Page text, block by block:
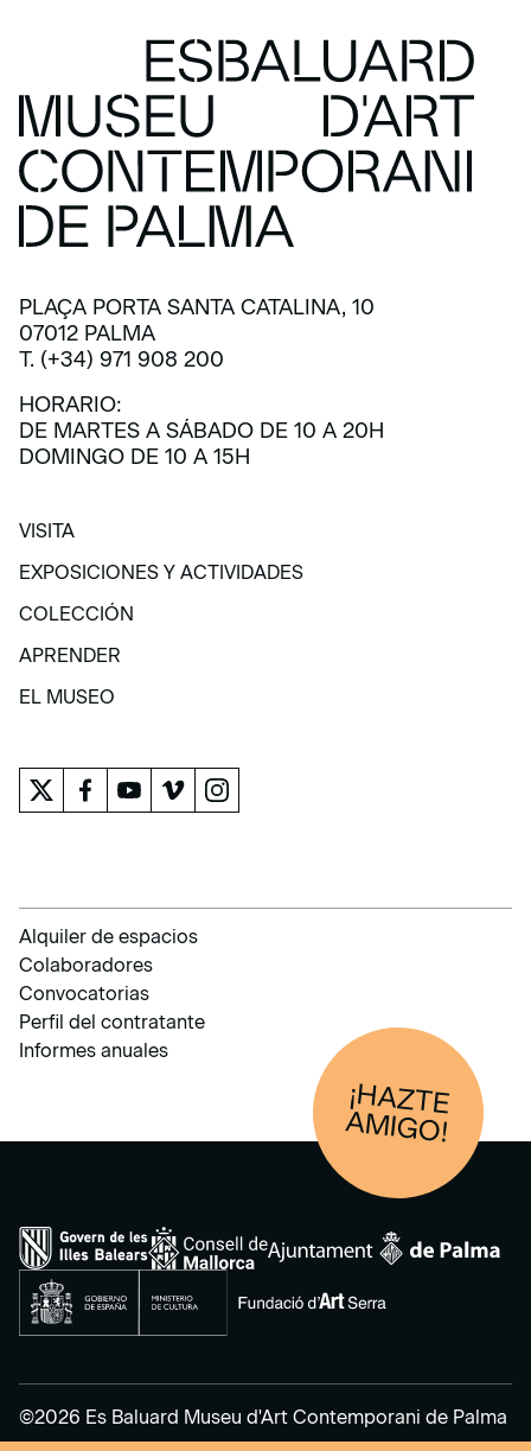
PLAÇA PORTA SANTA CATALINA, 10
07012 PALMA
T. (+34) 971 908 200
HORARIO:
DE MARTES A SÁBADO DE 10 A 20H
DOMINGO DE 10 A 15H
VISITA
VISITA
EXPOSICIONES Y ACTIVIDADES
EXPOSICIONES Y ACTIVIDADES
COLECCIÓN
COLECCIÓN
APRENDER
APRENDER
EL MUSEO
Alquiler de espacios
Colaboradores
Convocatorias
Perfil del contratante
Informes anuales
¡HAZTE
AM
IGO!
©2026 Es Baluard Museu d'Art Contemporani de Palma